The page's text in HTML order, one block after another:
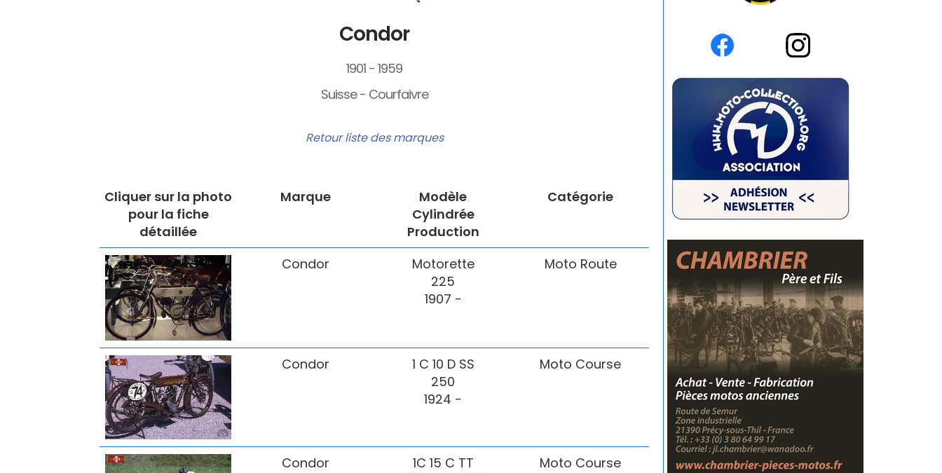
Condor
1901 - 1959
Suisse - Courfaivre
Retour liste des marques
Cliquer sur la photo
pour la fiche
détaillée
Marque
Modèle
Cylindrée
Production
Catégorie
Condor
Motorette
225
1907 -
Moto Route
Condor
1 C 10 D SS
250
1924 -
Moto Course
Condor
1C 15 C TT
Moto Course